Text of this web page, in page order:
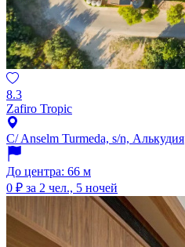
8.3
Zafiro Tropic
C/ Anselm Turmeda, s/n, Алькудия
До центра: 66 м
0 ₽ за 2 чел., 5 ночей